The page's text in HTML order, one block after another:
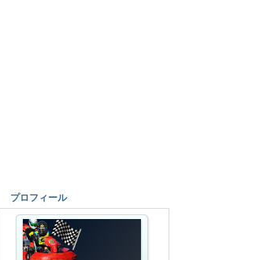
プロフィール